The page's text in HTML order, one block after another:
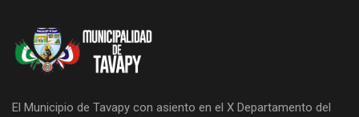
El Municipio de Tavapy con asiento en el X Departamento del